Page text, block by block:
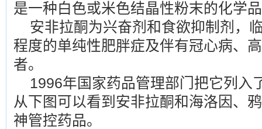
是一种白色或米色结晶性粉末的化学
安非拉酮为兴奋剂和食欲抑制剂，
程度的单纯性肥胖症及伴有冠心病、
者。
1996年国家药品管理部门把它列入
从下图可以看到安非拉酮和海洛因
神管控药品。